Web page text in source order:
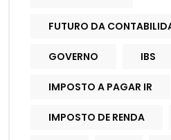
FUTURO DA
GOVERNO IBS
IMPOSTO A PAGAR IR
IMPOSTO DE RENDA